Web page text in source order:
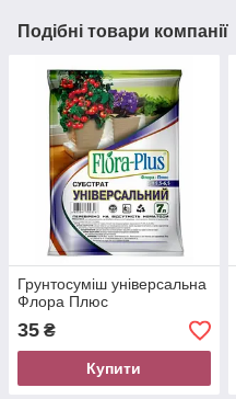
Подібні товари компанії
Грунтосуміш універсальна
Флора Плюс
35 ₴
Купити